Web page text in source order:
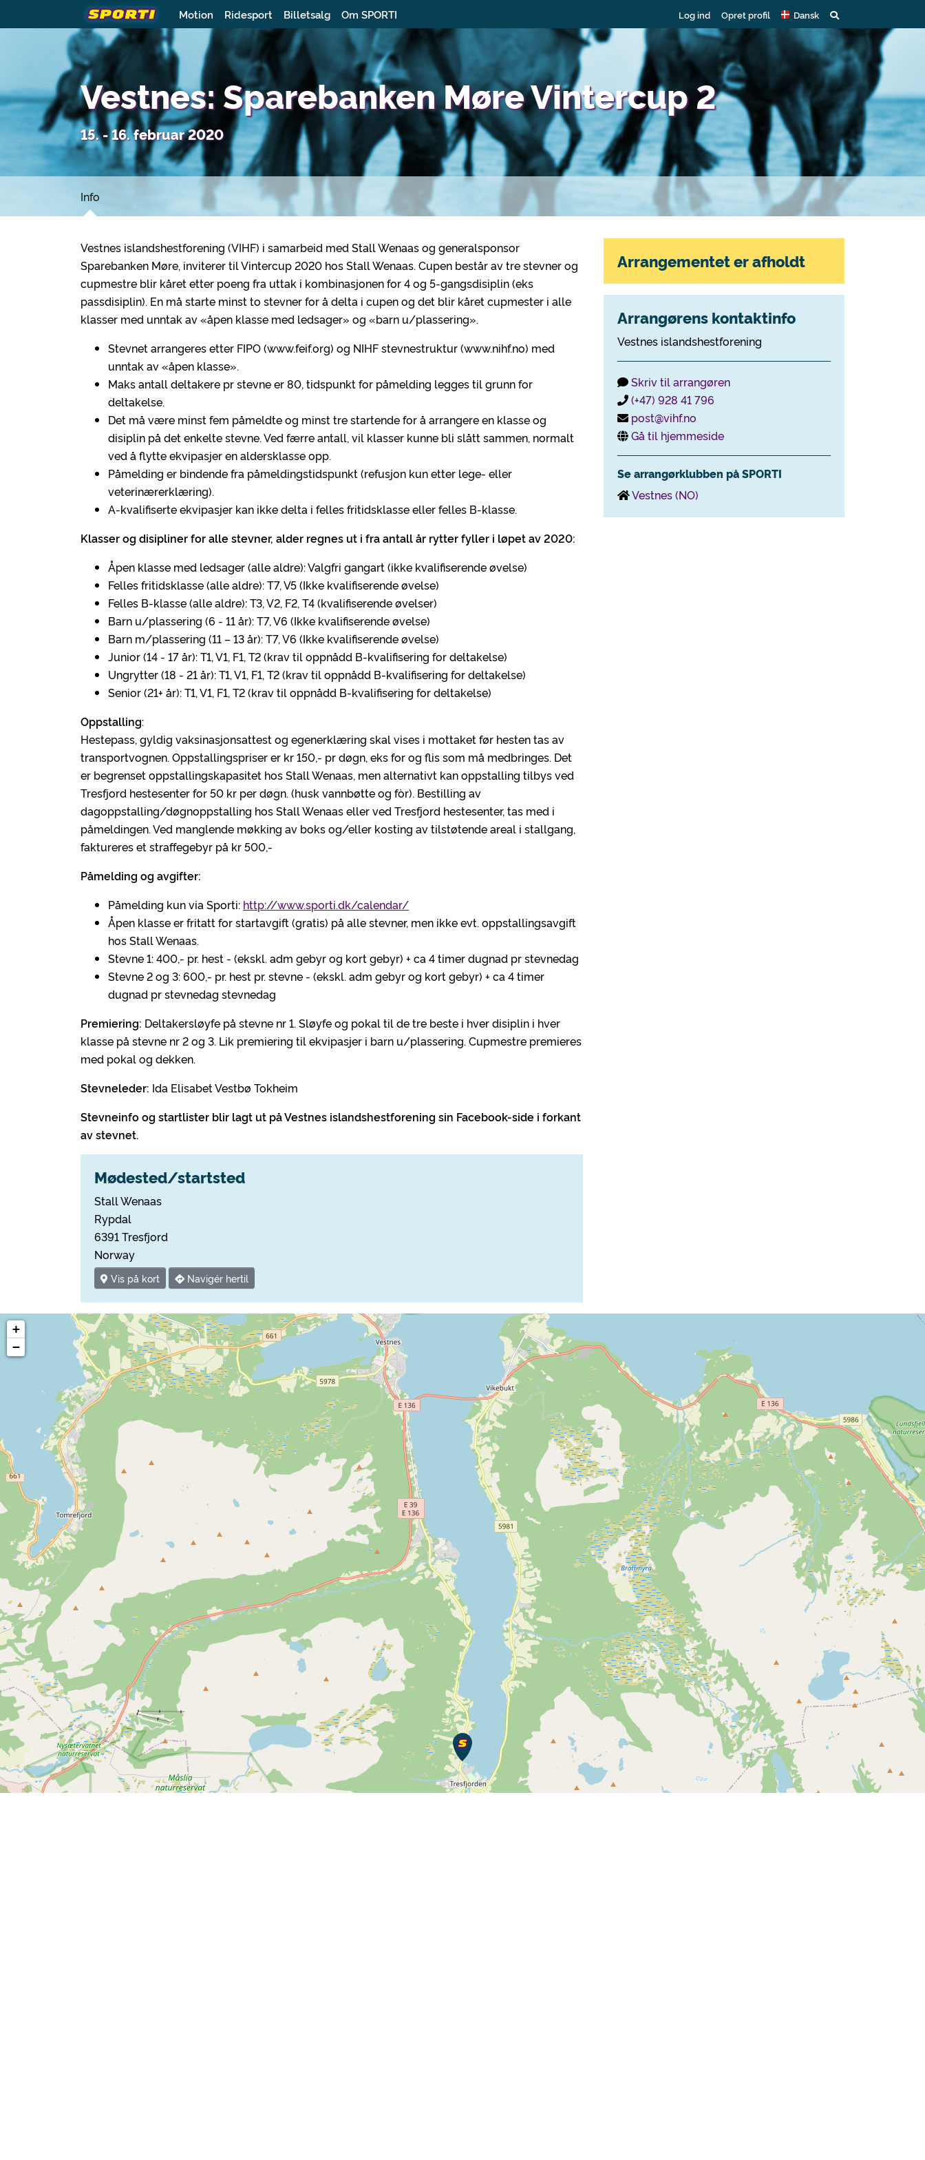
Motion Ridesport Billetsalg Om SPORTI Log ind Opret profil Dansk
Vestnes: Sparebanken Møre Vintercup 2
15. - 16. februar 2020
Info
Vestnes islandshestforening (VIHF) i samarbeid med Stall Wenaas og generalsponsor
Sparebanken Møre, inviterer til Vintercup 2020 hos Stall Wenaas. Cupen består av tre stevner og
cupmestre blir kåret etter poeng fra uttak i kombinasjonen for 4 og 5-gangsdisiplin (eks
passdisiplin). En må starte minst to stevner for å delta i cupen og det blir kåret cupmester i alle
klasser med unntak av «åpen klasse med ledsager» og «barn u/plassering».
Stevnet arrangeres etter FIPO (www.feif.org) og NIHF stevnestruktur (www.nihf.no) med
unntak av «åpen klasse».
Maks antall deltakere pr stevne er 80, tidspunkt for påmelding legges til grunn for
deltakelse.
Det må være minst fem påmeldte og minst tre startende for å arrangere en klasse og
disiplin på det enkelte stevne. Ved færre antall, vil klasser kunne bli slått sammen, normalt
ved å flytte ekvipasjer en aldersklasse opp.
Påmelding er bindende fra påmeldingstidspunkt (refusjon kun etter lege- eller
veterinærerklæring).
A-kvalifiserte ekvipasjer kan ikke delta i felles fritidsklasse eller felles B-klasse.
Klasser og disipliner for alle stevner, alder regnes ut i fra antall år rytter fyller i løpet av 2020:
Åpen klasse med ledsager (alle aldre): Valgfri gangart (ikke kvalifiserende øvelse)
Felles fritidsklasse (alle aldre): T7, V5 (Ikke kvalifiserende øvelse)
Felles B-klasse (alle aldre): T3, V2, F2, T4 (kvalifiserende øvelser)
Barn u/plassering (6 - 11 år): T7, V6 (Ikke kvalifiserende øvelse)
Barn m/plassering (11 – 13 år): T7, V6 (Ikke kvalifiserende øvelse)
Junior (14 - 17 år): T1, V1, F1, T2 (krav til oppnådd B-kvalifisering for deltakelse)
Ungrytter (18 - 21 år): T1, V1, F1, T2 (krav til oppnådd B-kvalifisering for deltakelse)
Senior (21+ år): T1, V1, F1, T2 (krav til oppnådd B-kvalifisering for deltakelse)
Oppstalling:
Hestepass, gyldig vaksinasjonsattest og egenerklæring skal vises i mottaket før hesten tas av
transportvognen. Oppstallingspriser er kr 150,- pr døgn, eks for og flis som må medbringes. Det
er begrenset oppstallingskapasitet hos Stall Wenaas, men alternativt kan oppstalling tilbys ved
Tresfjord hestesenter for 50 kr per døgn. (husk vannbøtte og fòr). Bestilling av
dagoppstalling/døgnoppstalling hos Stall Wenaas eller ved Tresfjord hestesenter, tas med i
påmeldingen. Ved manglende møkking av boks og/eller kosting av tilstøtende areal i stallgang,
faktureres et straffegebyr på kr 500,-
Påmelding og avgifter:
Påmelding kun via Sporti: http://www.sporti.dk/calendar/
Åpen klasse er fritatt for startavgift (gratis) på alle stevner, men ikke evt. oppstallingsavgift
hos Stall Wenaas.
Stevne 1: 400,- pr. hest - (ekskl. adm gebyr og kort gebyr) + ca 4 timer dugnad pr stevnedag
Stevne 2 og 3: 600,- pr. hest pr. stevne - (ekskl. adm gebyr og kort gebyr) + ca 4 timer
dugnad pr stevnedag stevnedag
Premiering: Deltakersløyfe på stevne nr 1. Sløyfe og pokal til de tre beste i hver disiplin i hver
klasse på stevne nr 2 og 3. Lik premiering til ekvipasjer i barn u/plassering. Cupmestre premieres
med pokal og dekken.
Stevneleder: Ida Elisabet Vestbø Tokheim
Stevneinfo og startlister blir lagt ut på Vestnes islandshestforening sin Facebook-side i forkant
av stevnet.
Mødested/startsted
Stall Wenaas
Rypdal
6391 Tresfjord
Norway
Vis på kort Navigér hertil
Arrangementet er afholdt
Arrangørens kontaktinfo
Vestnes islandshestforening
Skriv til arrangøren
(+47) 928 41 796
post@vihf.no
Gå til hjemmeside
Se arrangørklubben på SPORTI
Vestnes (NO)
+
−